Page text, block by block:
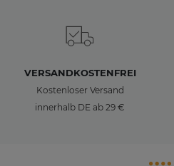
VERSANDKOSTENFREI
Kostenloser Versand
innerhalb DE ab 29 €